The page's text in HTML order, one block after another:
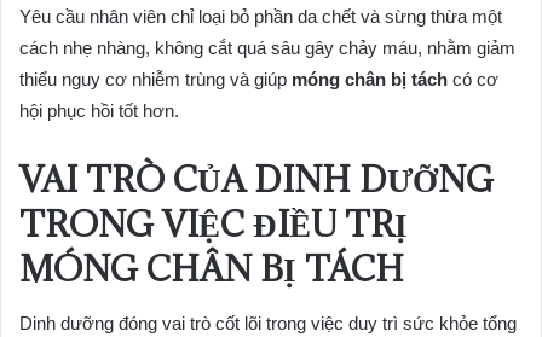
Yêu cầu nhân viên chỉ loại bỏ phần da chết và sừng thừa một
cách nhẹ nhàng, không cắt quá sâu gây chảy máu, nhằm giảm
thiểu nguy cơ nhiễm trùng và giúp móng chân bị tách có cơ
hội phục hồi tốt hơn.
VAI TRÒ CỦA DINH DƯỠNG
TRONG VIỆC ĐIỀU TRỊ
MÓNG CHÂN BỊ TÁCH
Dinh dưỡng đóng vai trò cốt lõi trong việc duy trì sức khỏe tổng